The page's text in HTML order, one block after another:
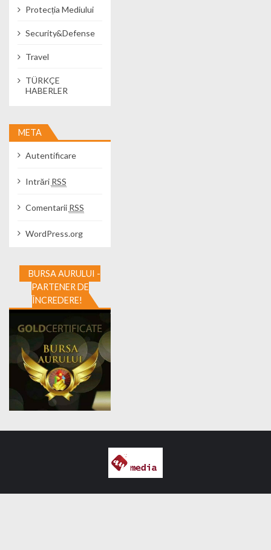
Protecția Mediului
Security&Defense
Travel
TÜRKÇE
HABERLER
META
Autentificare
Intrări RSS
Comentarii RSS
WordPress.org
BURSA AURULUI -
PARTENER DE
ÎNCREDERE!